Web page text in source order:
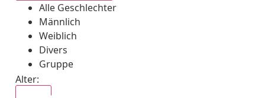
Alle Geschlechter
Männlich
Weiblich
Divers
Gruppe
Alter: